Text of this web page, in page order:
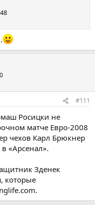
#111
Росицки не
матче Евро-2008
чехов Карл Брюкнер
«Арсенал».
Зденек
которые